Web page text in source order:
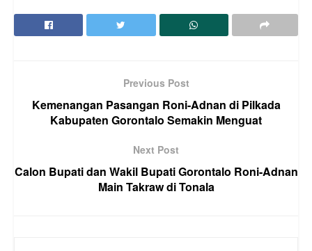
Previous Post
Kemenangan Pasangan Roni-Adnan di Pilkada
Kabupaten Gorontalo Semakin Menguat
Next Post
Calon Bupati dan Wakil Bupati Gorontalo Roni-Adnan
Main Takraw di Tonala